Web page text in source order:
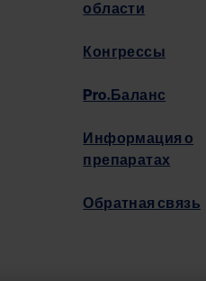
области
Конгрессы
Pro.Баланс
Информация о
препаратах
Обратная связь